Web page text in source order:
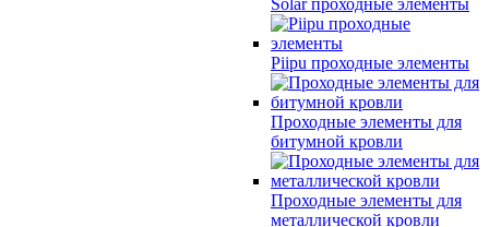
Piipu проходные элементы
Проходные элементы для
битумной кровли
Проходные элементы для
металлической кровли